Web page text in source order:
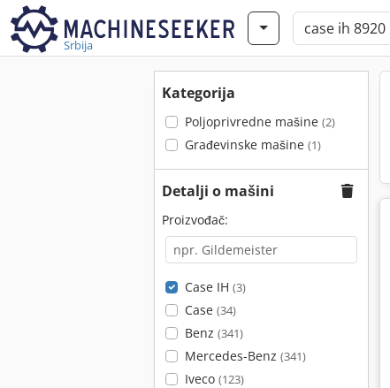
Srbija
Kategorija
Poljoprivredne mašine (2)
Građevinske mašine (1)
Detalji o mašini
Proizvođač:
Case IH (3)
Case (34)
Benz (341)
Mercedes-Benz (341)
Iveco (123)